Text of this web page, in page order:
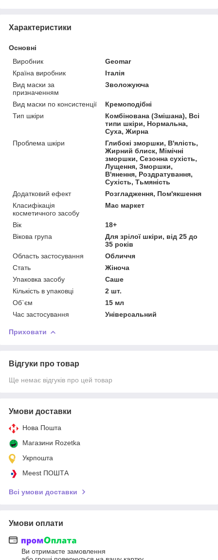
Характеристики
Основні
Виробник
Geomar
Країна виробник
Італія
Вид маски за
призначенням
Зволожуюча
Вид маски по консистенції
Кремоподібні
Тип шкіри
Комбінована (Змішана), Всі
типи шкіри, Нормальна,
Суха, Жирна
Проблема шкіри
Глибокі зморшки, В'ялість,
Жирний блиск, Мімічні
зморшки, Сезонна сухість,
Лущення, Зморшки,
В'янення, Роздратування,
Сухість, Тьмяність
Додатковий ефект
Розгладження, Пом'якшення
Класифікація
косметичного засобу
Мас маркет
Вік
18+
Вікова група
Для зрілої шкіри, від 25 до
35 років
Область застосування
Обличчя
Стать
Жіноча
Упаковка засобу
Саше
Кількість в упаковці
2 шт.
Об`єм
15 мл
Час застосування
Універсальний
Приховати
Відгуки про товар
Ще немає відгуків про цей товар
Умови доставки
Нова Пошта
Магазини Rozetka
Укрпошта
Meest ПОШТА
Всі умови доставки
Умови оплати
Ви отримаєте замовлення